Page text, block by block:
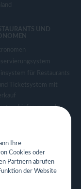
UND
für Restaurants
Ticketsystem mit
Lieferung und
für Restaurant
Ihre
Cookies oder
Partnern abrufen
der Website